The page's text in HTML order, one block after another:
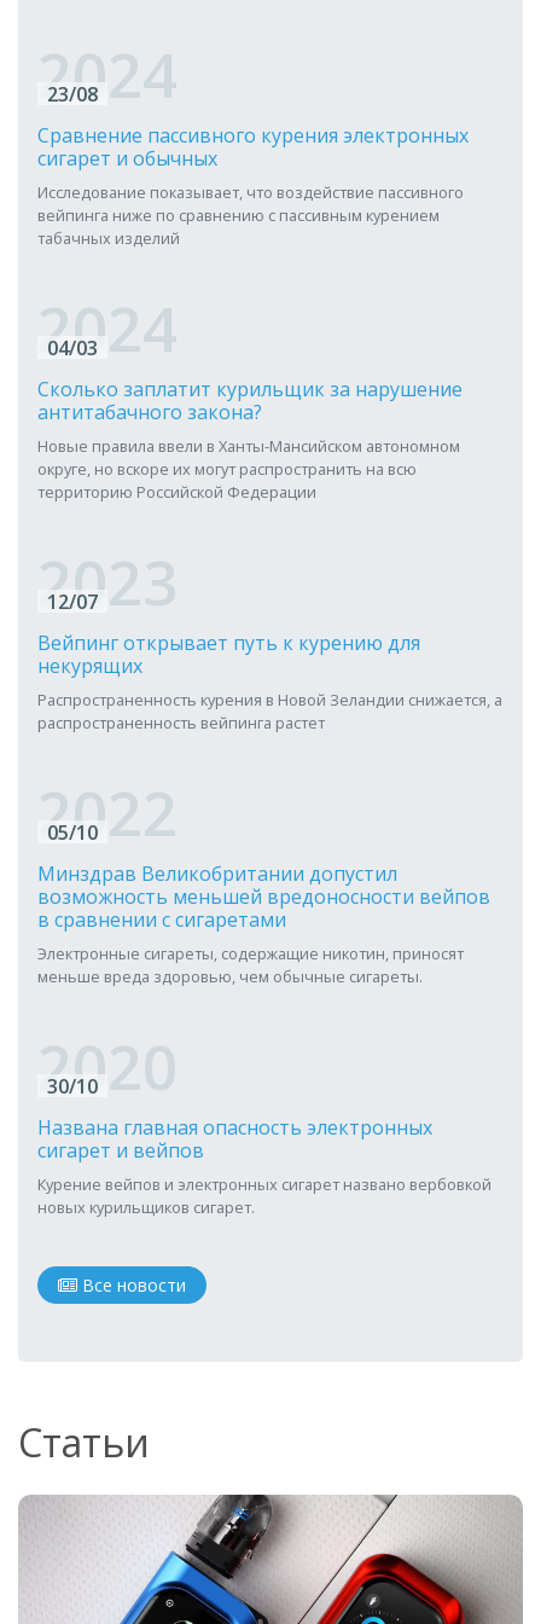
2024
23/08
Сравнение пассивного курения электронных
сигарет и обычных
Исследование показывает, что воздействие пассивного
вейпинга ниже по сравнению с пассивным курением
табачных изделий
2024
04/03
Сколько заплатит курильщик за нарушение
антитабачного закона?
Новые правила ввели в Ханты-Мансийском автономном
округе, но вскоре их могут распространить на всю
территорию Российской Федерации
2023
12/07
Вейпинг открывает путь к курению для
некурящих
Распространенность курения в Новой Зеландии снижается, а
распространенность вейпинга растет
2022
05/10
Минздрав Великобритании допустил
возможность меньшей вредоносности вейпов
в сравнении с сигаретами
Электронные сигареты, содержащие никотин, приносят
меньше вреда здоровью, чем обычные сигареты.
2020
30/10
Названа главная опасность электронных
сигарет и вейпов
Курение вейпов и электронных сигарет названо вербовкой
новых курильщиков сигарет.
Все новости
Статьи